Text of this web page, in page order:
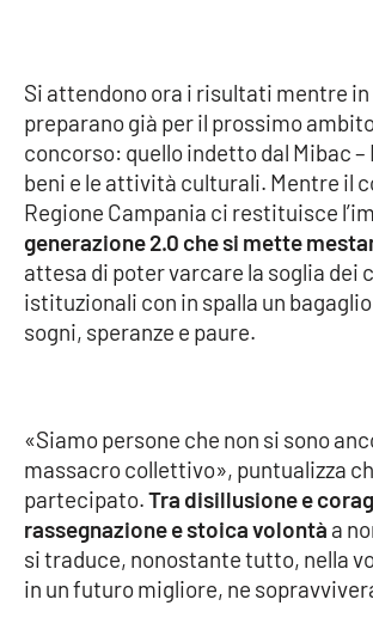
Destinazioni
Eventi
Food
Storie
Lacplay.it
Lactv.it
Laconair.it
Si attendono ora i risultati mentre
preparano già per il prossimo
concorso: quello indetto dal Mibac
beni e le attività culturali. Mentre il
Regione Campania ci restituisce
generazione 2.0 che si mette
attesa di poter varcare la soglia dei
istituzionali con in spalla un
sogni, speranze e paure.
«Siamo persone che non si sono
massacro collettivo», puntualizza
partecipato.Tra disillusione e
rassegnazione e stoica volontà a
si traduce, nonostante tutto, nella
in un futuro migliore, ne